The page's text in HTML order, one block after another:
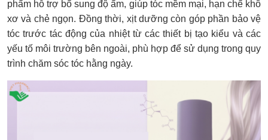
phẩm hỗ trợ bổ sung độ ẩm, giúp tóc mềm mại, hạn chế khô
xơ và chẻ ngọn. Đồng thời, xịt dưỡng còn góp phần bảo vệ
tóc trước tác động của nhiệt từ các thiết bị tạo kiểu và các
yếu tố môi trường bên ngoài, phù hợp để sử dụng trong quy
trình chăm sóc tóc hằng ngày.